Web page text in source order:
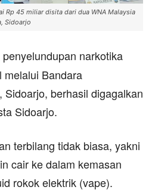
Rp 45 miliar disita dari dua WNA Malaysia
Sidoarjo
narkotika
melalui Bandara
Sidoarjo, berhasil digagalkan
Sidoarjo.
terbilang tidak biasa, yakni
cair ke dalam kemasan
rokok elektrik (vape).